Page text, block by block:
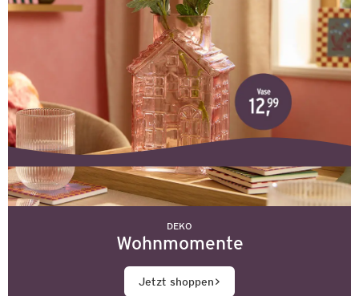
DEKO
Wohnmomente
Jetzt shoppen